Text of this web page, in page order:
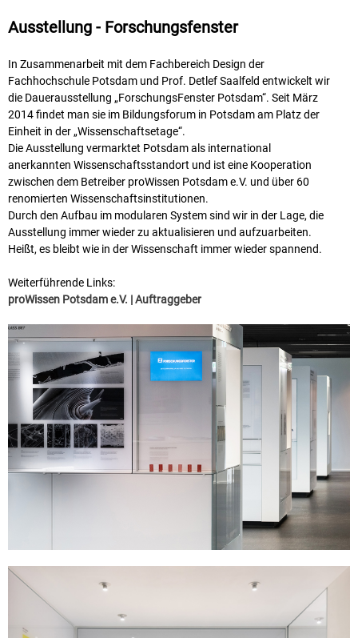
Ausstellung - Forschungsfenster
In Zusammenarbeit mit dem Fachbereich Design der
Fachhochschule Potsdam und Prof. Detlef Saalfeld entwickelt wir
die Dauerausstellung „ForschungsFenster Potsdam“. Seit März
2014 findet man sie im Bildungsforum in Potsdam am Platz der
Einheit in der „Wissenschaftsetage“.
Die Ausstellung vermarktet Potsdam als international
anerkannten Wissenschaftsstandort und ist eine Kooperation
zwischen dem Betreiber proWissen Potsdam e.V. und über 60
renomierten Wissenschaftsinstitutionen.
Durch den Aufbau im modularen System sind wir in der Lage, die
Ausstellung immer wieder zu aktualisieren und aufzuarbeiten.
Heißt, es bleibt wie in der Wissenschaft immer wieder spannend.
Weiterführende Links:
proWissen Potsdam e.V. | Auftraggeber